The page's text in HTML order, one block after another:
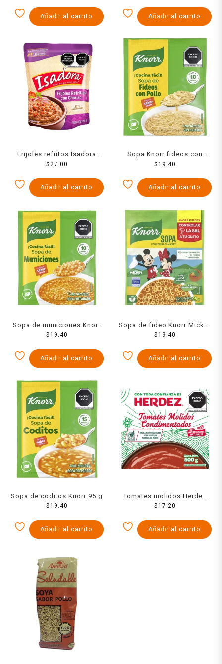
Añadir al carrito Añadir al carrito
Frijoles refritos Isadora
con chorizo en bolsa 430 g
$27.00
Añadir al carrito
Sopa Knorr fideos con
pollo 95 g
$19.40
Añadir al carrito
Sopa de municiones Knorr
95 g
$19.40
Añadir al carrito
Sopa de fideo Knorr Mickey
Mouse 95 g
$19.40
Añadir al carrito
Sopa de coditos Knorr 95 g
$19.40
Añadir al carrito
Tomates molidos Herdez
condimentados 500 g
$17.20
Añadir al carrito